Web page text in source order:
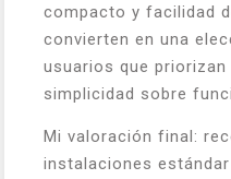
compacto y facilidad
convierten en una
usuarios que
simplicidad sobre
Mi valoración final:
instalaciones